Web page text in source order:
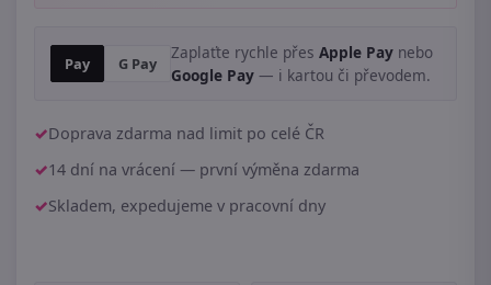
Pay G Pay
Zaplaťte rychle přes Apple Pay nebo
Google Pay — i kartou či převodem.
Doprava zdarma nad limit po celé ČR
14 dní na vrácení — první výměna zdarma
Skladem, expedujeme v pracovní dny